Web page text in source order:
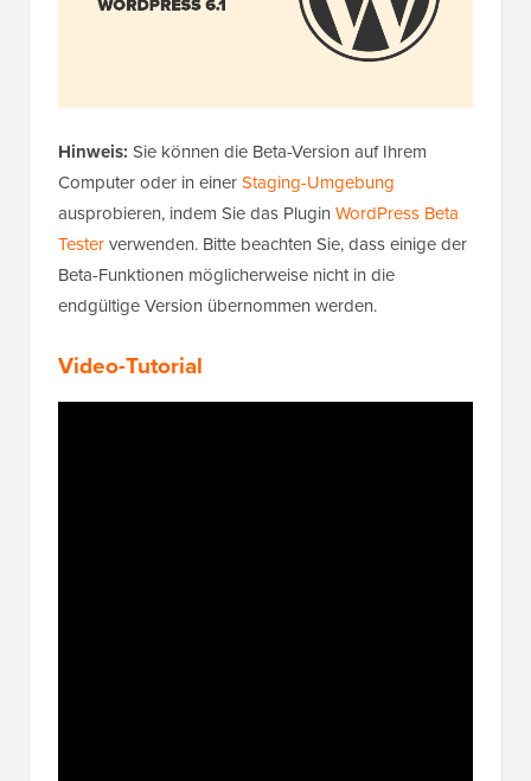
Hinweis: Sie können die Beta-Version auf Ihrem
Computer oder in einerStaging-Umgebung
ausprobieren, indem Sie das Plugin WordPress Beta
Testerverwenden. Bitte beachten Sie, dass einige der
Beta-Funktionen möglicherweise nicht in die
endgültige Version übernommen werden.
Video-Tutorial